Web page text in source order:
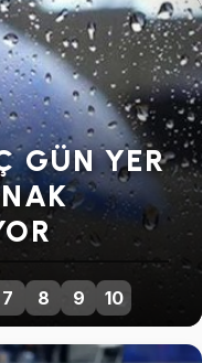
GENEL
KARARI
7 8 9 10